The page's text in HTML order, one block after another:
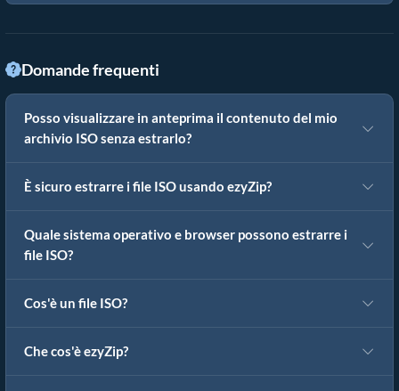
Domande frequenti
Posso visualizzare in anteprima il contenuto del mio
archivio ISO senza estrarlo?
È sicuro estrarre i file ISO usando ezyZip?
Quale sistema operativo e browser possono estrarre i
file ISO?
Cos'è un file ISO?
Che cos'è ezyZip?